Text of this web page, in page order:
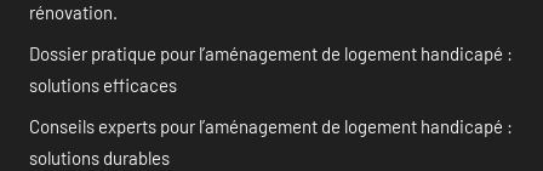
rénovation.
Dossier pratique pour l’aménagement de logement handicapé :
solutions efficaces
Conseils experts pour l’aménagement de logement handicapé :
solutions durables